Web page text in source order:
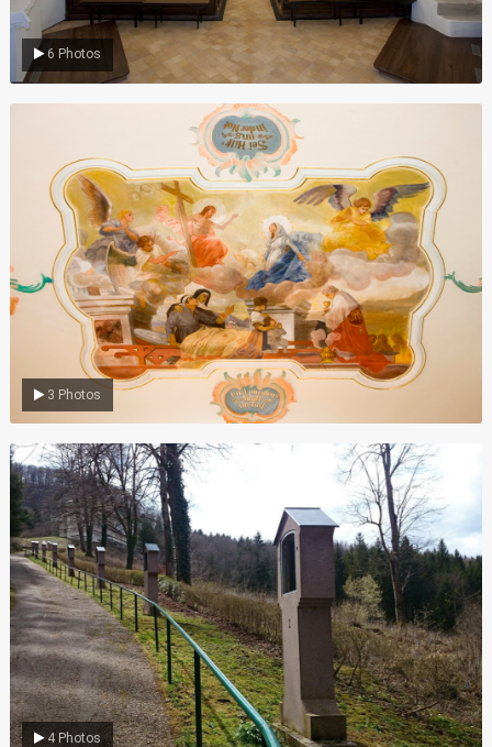
6 Photos
3 Photos
4 Photos
Umgebung